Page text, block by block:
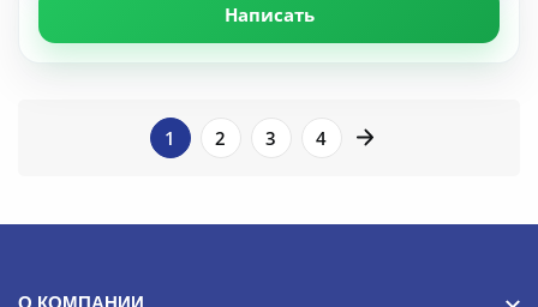
Написать
1 2 3 4
О КОМПАНИИ